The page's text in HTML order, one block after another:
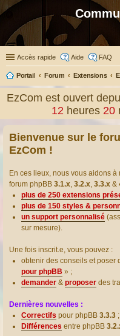
Accès rapide Aide FAQ
Portail Forum Extensions
EzCom est ouvert
12 heures20
Bienvenue sur le
EzCom !
En ces lieux, nous vous aidons
forum phpBB 3.1.x, 3.2.x, 3.3.x &
plus de 250 extensions
plus de 150 styles &
un support personnalisé
sur mesure).
Une fois inscrit.e, vous pouvez :
obtenir des conseils et poser
pour phpBB » ;
demander & proposer des
Dernières nouvelles :
Correctifs pour phpBB 3.3.3 ;
Différences entre phpBB